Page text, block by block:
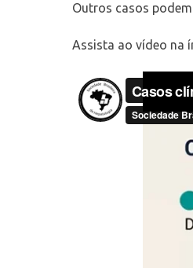
Outros casos
Assista ao vídeo na